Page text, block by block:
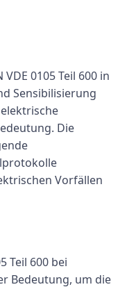
0105 Teil 600 in
Sensibilisierung
Die
Vorfällen
Teil 600 bei
Bedeutung, um die